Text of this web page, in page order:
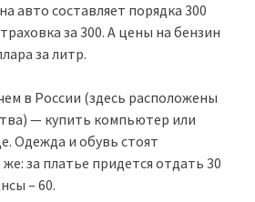
авто составляет порядка 300
за 300. А цены на бензин
за литр.
в России (здесь расположены
— купить компьютер или
Одежда и обувь стоят
за платье придется отдать 30
– 60.